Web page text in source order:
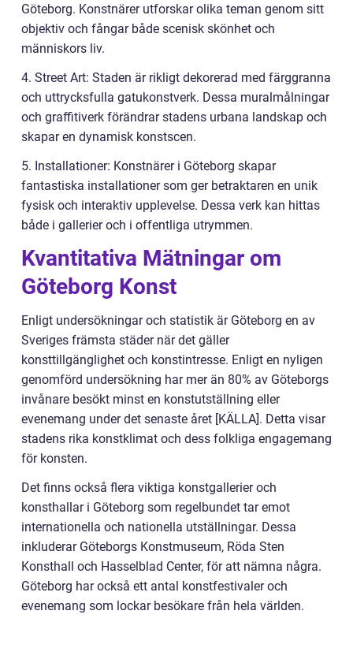
Göteborg. Konstnärer utforskar olika teman genom sitt
objektiv och fångar både scenisk skönhet och
människors liv.
4. Street Art: Staden är rikligt dekorerad med färggranna
och uttrycksfulla gatukonstverk. Dessa muralmålningar
och graffitiverk förändrar stadens urbana landskap och
skapar en dynamisk konstscen.
5. Installationer: Konstnärer i Göteborg skapar
fantastiska installationer som ger betraktaren en unik
fysisk och interaktiv upplevelse. Dessa verk kan hittas
både i gallerier och i offentliga utrymmen.
Kvantitativa Mätningar om
Göteborg Konst
Enligt undersökningar och statistik är Göteborg en av
Sveriges främsta städer när det gäller
konsttillgänglighet och konstintresse. Enligt en nyligen
genomförd undersökning har mer än 80% av Göteborgs
invånare besökt minst en konstutställning eller
evenemang under det senaste året [KÄLLA]. Detta visar
stadens rika konstklimat och dess folkliga engagemang
för konsten.
Det finns också flera viktiga konstgallerier och
konsthallar i Göteborg som regelbundet tar emot
internationella och nationella utställningar. Dessa
inkluderar Göteborgs Konstmuseum, Röda Sten
Konsthall och Hasselblad Center, för att nämna några.
Göteborg har också ett antal konstfestivaler och
evenemang som lockar besökare från hela världen.